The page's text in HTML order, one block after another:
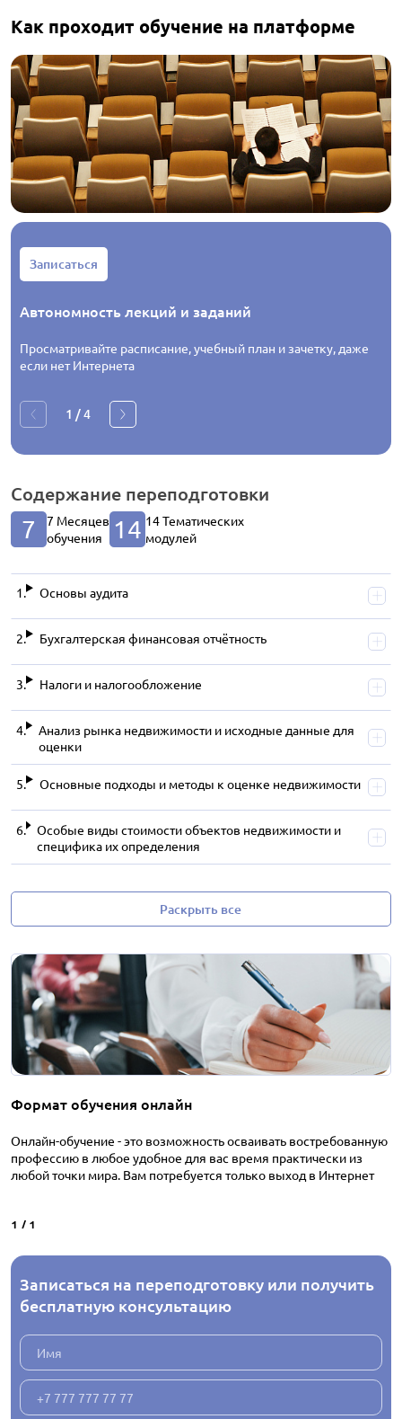
Как проходит обучение на платформе
Записаться
Автономность лекций и заданий
Просматривайте расписание, учебный план и зачетку, даже
если нет Интернета
1 /4
Содержание переподготовки
7
7 Месяцев
обучения
14 14 Тематических
модулей
Основы аудита
Бухгалтерская финансовая отчётность
Налоги и налогообложение
Анализ рынка недвижимости и исходные данные для
оценки
Основные подходы и методы к оценке недвижимости
Особые виды стоимости объектов недвижимости и
специфика их определения
Раскрыть все
Формат обучения онлайн
Онлайн-обучение - это возможность осваивать востребованную
профессию в любое удобное для вас время практически из
любой точки мира. Вам потребуется только выход в Интернет
1 / 1
Записаться на переподготовку или получить
бесплатную консультацию